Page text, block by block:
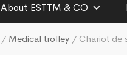
About ESTTM & CO
/ Medical trolley / Chariot de